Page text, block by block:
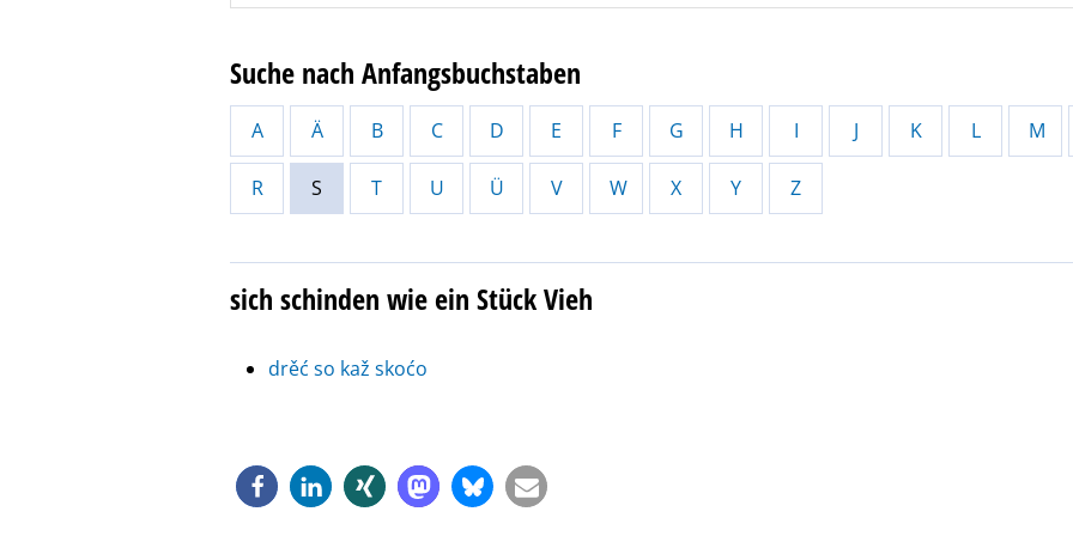
Suche nach Anfangsbuchstaben
A Ä B C D E F G H I J K L M
R S T U Ü V W X Y Z
sich schinden wie ein Stück Vieh
drěć so kaž skoćo